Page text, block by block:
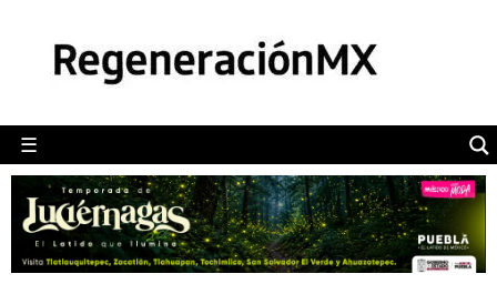
☰
POLÍTICA
CAMALEÓN
OPINIÓN
DEPORTES